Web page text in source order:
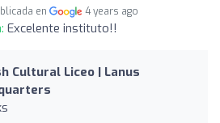
en 4 years ago
Excelente instituto!!
Cultural Liceo | Lanus